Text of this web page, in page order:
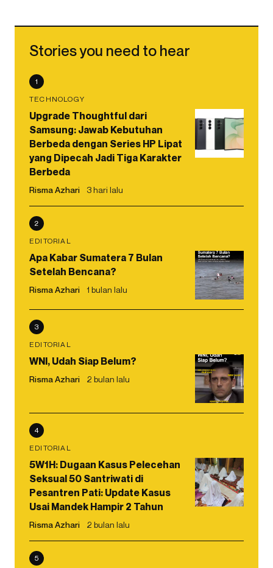
Stories you need to hear
1
TECHNOLOGY
Upgrade Thoughtful dari
Samsung: Jawab Kebutuhan
Berbeda dengan Series HP Lipat
yang Dipecah Jadi Tiga Karakter
Berbeda
Risma Azhari 3 hari lalu
2
EDITORIAL
Apa Kabar Sumatera 7 Bulan
Setelah Bencana?
Risma Azhari 1 bulan lalu
3
EDITORIAL
WNI, Udah Siap Belum?
Risma Azhari 2 bulan lalu
4
EDITORIAL
5W1H: Dugaan Kasus Pelecehan
Seksual 50 Santriwati di
Pesantren Pati: Update Kasus
Usai Mandek Hampir 2 Tahun
Risma Azhari 2 bulan lalu
5